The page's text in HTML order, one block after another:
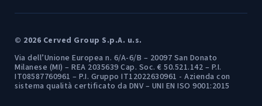
© 2026 Cerved Group S.p.A. u.s.
Via dell’Unione Europea n. 6/A-6/B – 20097 San Donato
Milanese (MI) – REA 2035639 Cap. Soc. € 50.521.142 – P.I.
IT08587760961 – P.I. Gruppo IT12022630961 - Azienda con
sistema qualità certificato da DNV – UNI EN ISO 9001:2015